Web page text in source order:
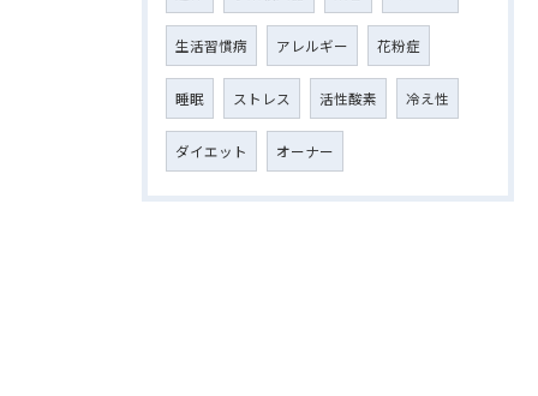
生活習慣病 アレルギー 花粉症
睡眠 ストレス 活性酸素 冷え性
ダイエット オーナー